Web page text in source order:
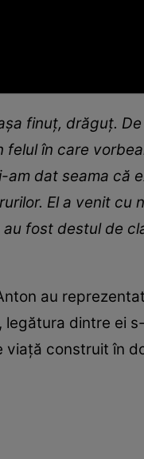
finuț, drăguț.
în care
dat seama că
El a venit cu
fost destul de
au
dintre ei
construit în